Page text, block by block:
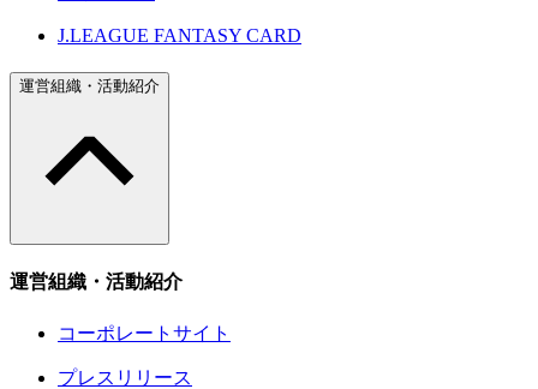
J.LEAGUE FANTASY CARD
運営組織・活動紹介
運営組織・活動紹介
コーポレートサイト
プレスリリース